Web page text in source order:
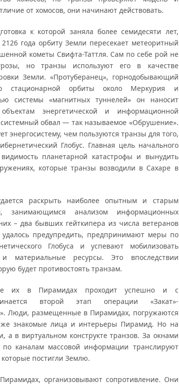
от хомосов, они начинают действовать.
к которой заняла более семидесяти лет,
года орбиту Земли пересекает метеоритный
кометы Свифта-Таттля. Сам по себе рой не
но транзы используют его в качестве
Земли. «Протуберанец», горнодобывающий
стационарной орбиты около Меркурия и
системы «магнитных туннелей» он наносит
энергетической и информационной
обвал — так называемое «Обрушение».
энергосистему, чем пользуются транзы для того,
Глобус. Главная цель начального
планетарной катастрофы и вынудить
которые транзы возводили в Сахаре в
раскрыть наиболее опытным и старым
занимающимся анализом информационных
– два бывших гейткипера из числа ветеранов
предупредить, предпринимают меры по
Глобуса и успевают мобилизовать
и материальные ресурсы. Это впоследствии
будет противостоять транзам.
их в Пирамидах проходит успешно и с
второй этап операции «Закат»-
Люди, размещенные в Пирамидах, погружаются
знакомые лица и интерьеры Пирамид. Но на
а в виртуальном конструкте транзов. За окнами
каналам массовой информации транслируют
постигли Землю.
организовывают сопротивление. Они